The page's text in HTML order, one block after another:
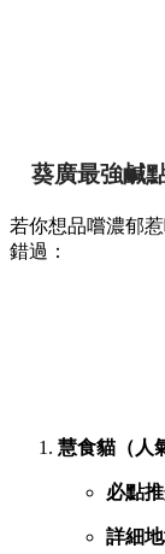
葵廣最強鹹
若你想品嚐濃郁
錯過：
慧食貓（人
必點推
詳細地